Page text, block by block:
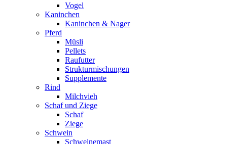
Vogel
Kaninchen
Kaninchen & Nager
Pferd
Müsli
Pellets
Raufutter
Strukturmischungen
Supplemente
Rind
Milchvieh
Schaf und Ziege
Schaf
Ziege
Schwein
Schweinemast